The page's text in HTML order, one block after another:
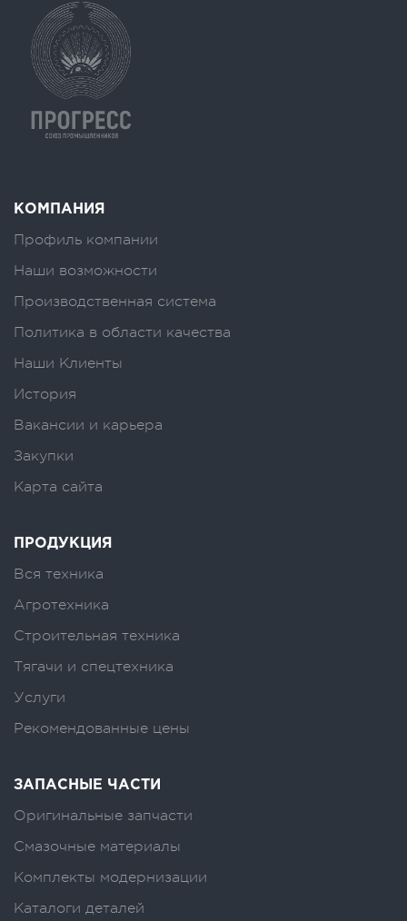
КОМПАНИЯ
Профиль компании
Наши возможности
Производственная система
Политика в области качества
Наши Клиенты
История
Вакансии и карьера
Закупки
Карта сайта
ПРОДУКЦИЯ
Вся техника
Агротехника
Строительная техника
Тягачи и спецтехника
Услуги
Рекомендованные цены
ЗАПАСНЫЕ ЧАСТИ
Оригинальные запчасти
Смазочные материалы
Комплекты модернизации
Каталоги деталей